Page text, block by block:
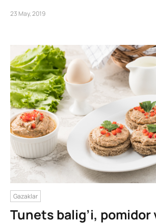
23 May, 2019
Gazaklar
Tunets balig’i, pomidor